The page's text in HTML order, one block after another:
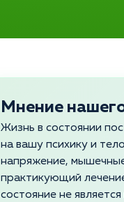
Мнение
Жизнь в состоянии
на вашу психику и
напряжение,
практикующий
состояние не